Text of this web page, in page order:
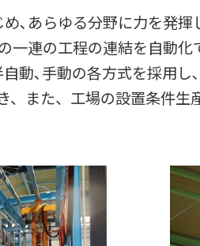
､あらゆる分野に力を発揮
連の工程の連結を自動化
動､手動の各方式を採用し
また、工場の設置条件生